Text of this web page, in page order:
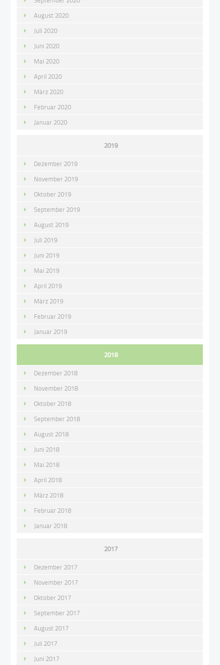
August 2020
Juli 2020
Juni 2020
Mai 2020
April 2020
März 2020
Februar 2020
Januar 2020
2019
Dezember 2019
November 2019
Oktober 2019
September 2019
August 2019
Juli 2019
Juni 2019
Mai 2019
April 2019
März 2019
Februar 2019
Januar 2019
2018
Dezember 2018
November 2018
Oktober 2018
September 2018
August 2018
Juni 2018
Mai 2018
April 2018
März 2018
Februar 2018
Januar 2018
2017
Dezember 2017
November 2017
Oktober 2017
September 2017
August 2017
Juli 2017
Juni 2017